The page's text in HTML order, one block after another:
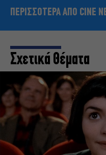
ΠΕΡΙΣΣΟΤΕΡΑ ΑΠΟ CINE
Σχετικά Θέματα